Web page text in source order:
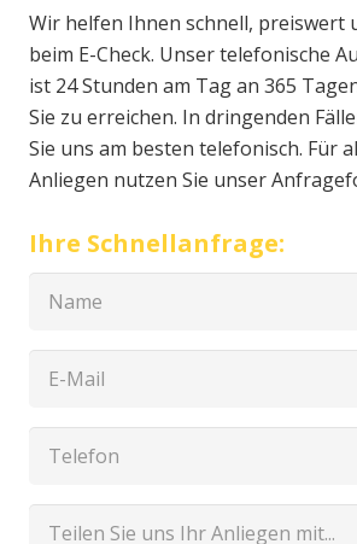
Wir helfen Ihnen schnell, preiswert
beim E-Check. Unser telefonische
ist 24 Stunden am Tag an 365 Tagen im Jahr zu für
Sie zu erreichen. In dringenden Fällen kontaktieren
Sie uns am besten telefonisch. Für
Anliegen nutzen Sie unser
Ihre Schnellanfrage: